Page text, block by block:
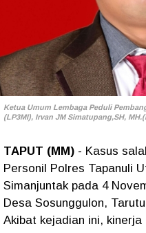
Ketua Umum Lembaga Peduli
(LP3MI), Irvan JM Simatupang,SH,
TAPUT (MM) - Kasus
Personil Polres Tapanuli
Simanjuntak pada 4
Desa Sosunggulon,
Akibat kejadian ini, kinerja